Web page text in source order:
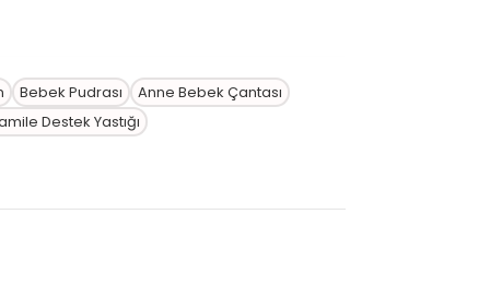
Bebek Pudrası
Anne Bebek Çantası
Destek Yastığı